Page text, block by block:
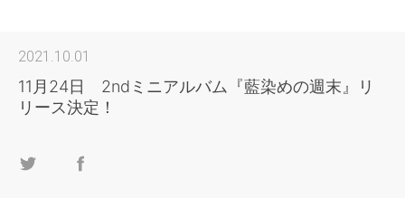
2021.10.01
11月24日 2ndミニアルバム『藍染めの週末』リ
リース決定！